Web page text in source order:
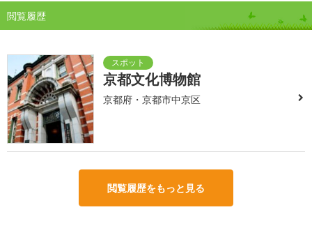
閲覧履歴
京都文化博物館
京都府・京都市中京区
閲覧履歴をもっと見る